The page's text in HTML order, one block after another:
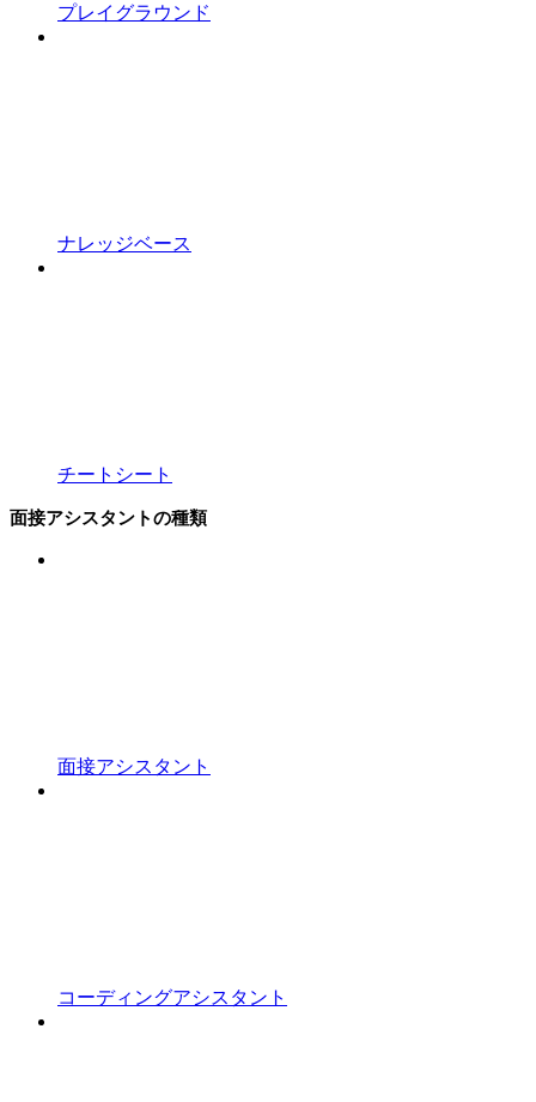
プレイグラウンド
ナレッジベース
チートシート
面接アシスタントの種類
面接アシスタント
コーディングアシスタント